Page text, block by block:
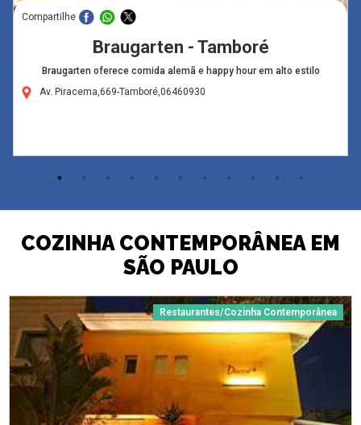
Compartilhe
Braugarten - Tamboré
Braugarten oferece comida alemã e happy hour em alto estilo
Av. Piracema,669-Tamboré,06460930
COZINHA CONTEMPORÂNEA EM
SÃO PAULO
Restaurantes/Cozinha Contemporânea